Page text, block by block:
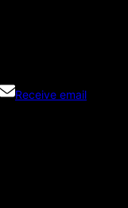
Receive email